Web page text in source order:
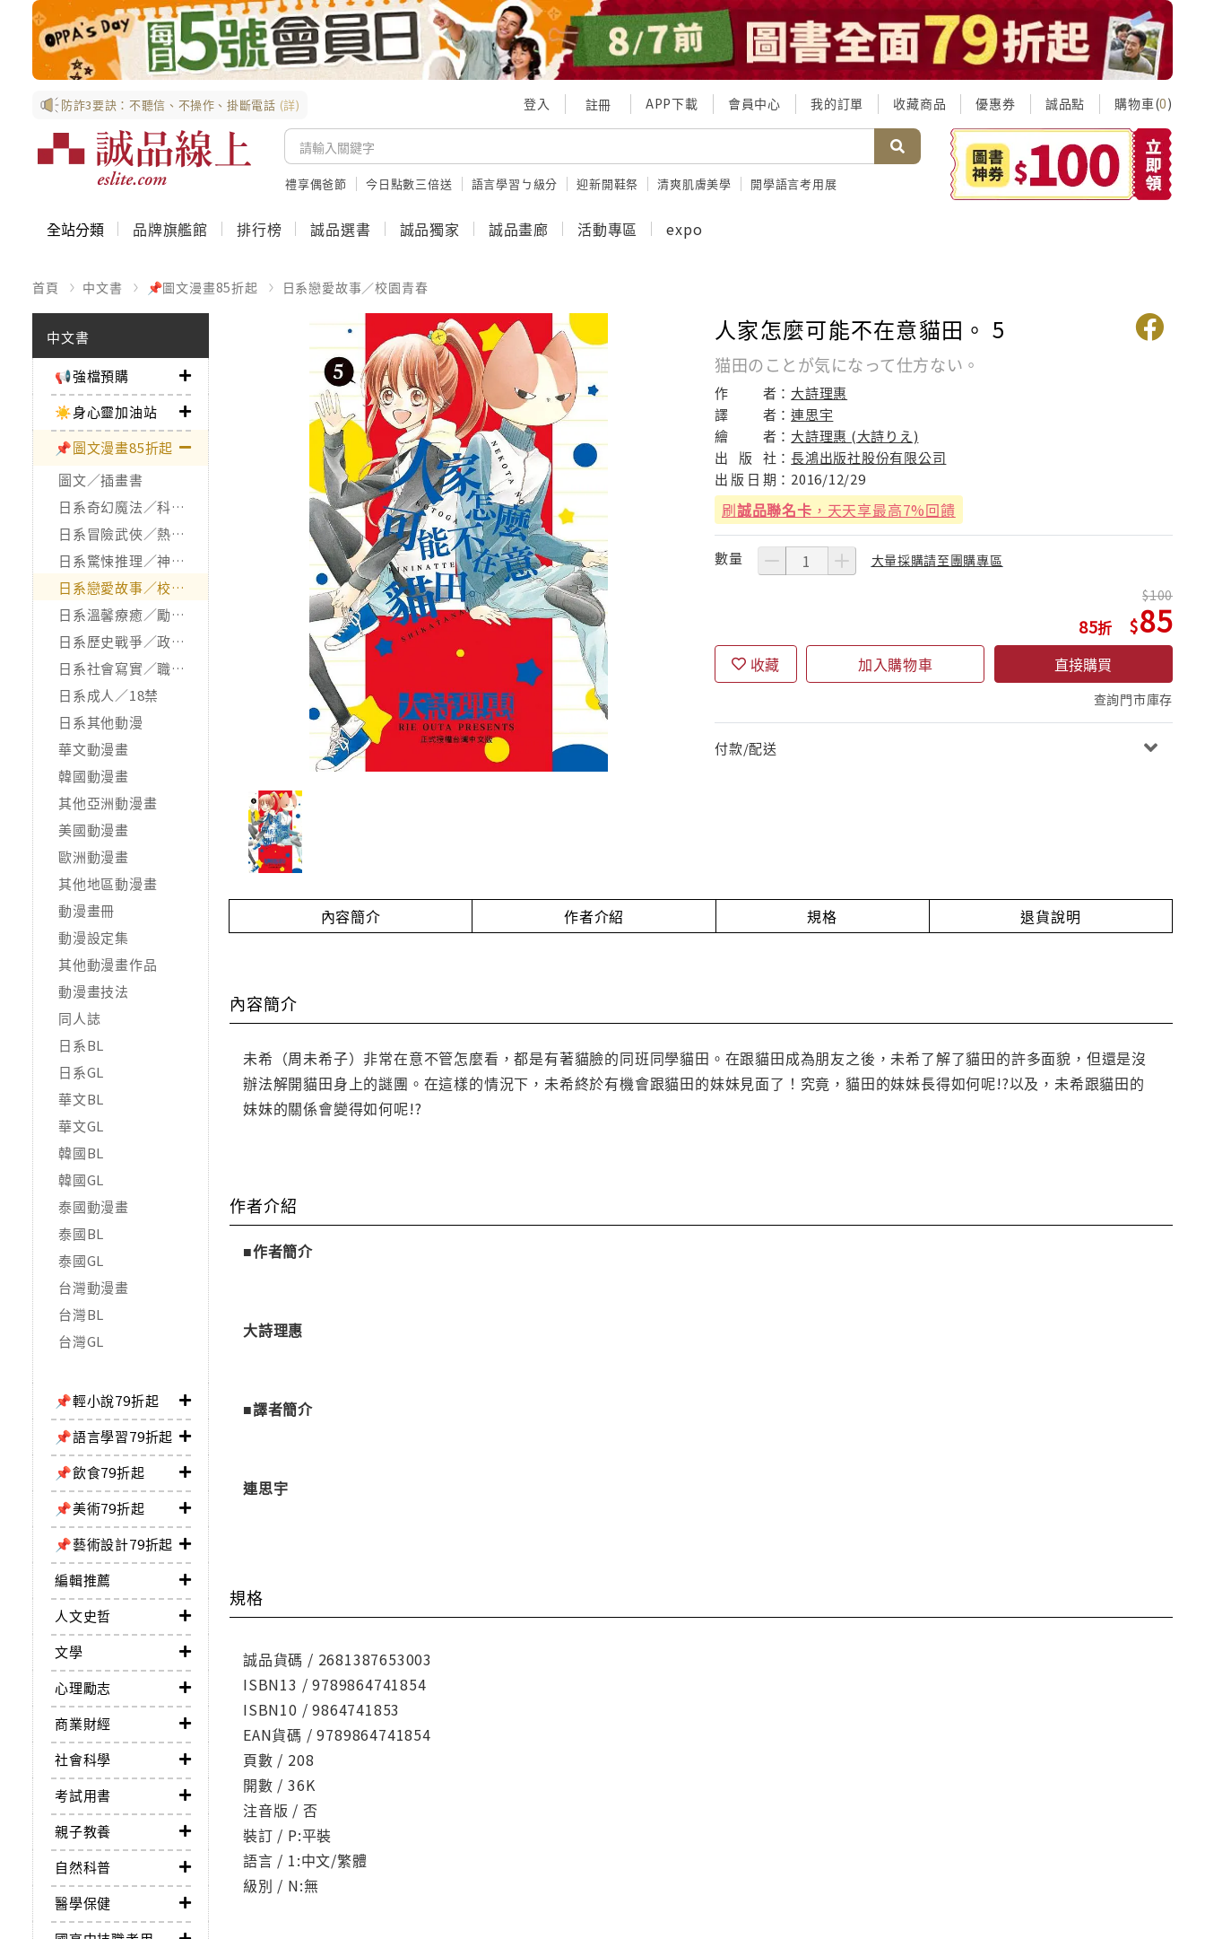
防詐3要訣：不聽信、不操作、掛斷電話 (詳) 登入 註冊 APP下載 會員中心 我的訂單 收藏商品 優惠券 誠品點 購物車(0)
禮享偶爸節 今日點數三倍送 語言學習ㄅ級分 迎新開鞋祭 清爽肌膚美學 開學語言考用展
全站分類 品牌旗艦館 排行榜 誠品選書 誠品獨家 誠品畫廊 活動專區 expo
首頁 中文書 📌圖文漫畫85折起 日系戀愛故事／校園青春
中文書
📢強檔預購
☀️身心靈加油站
📌圖文漫畫85折起
圖文／插畫書
日系奇幻魔法／科幻冒險
日系冒險武俠／熱血運動
日系驚悚推理／神怪靈異
日系戀愛故事／校園青春
日系溫馨療癒／勵志搞笑
日系歷史戰爭／政治宗教
日系社會寫實／職場職人
日系成人／18禁
日系其他動漫
華文動漫畫
韓國動漫畫
其他亞洲動漫畫
美國動漫畫
歐洲動漫畫
其他地區動漫畫
動漫畫冊
動漫設定集
其他動漫畫作品
動漫畫技法
同人誌
日系BL
日系GL
華文BL
華文GL
韓國BL
韓國GL
泰國動漫畫
泰國BL
泰國GL
台灣動漫畫
台灣BL
台灣GL
📌輕小說79折起
📌語言學習79折起
📌飲食79折起
📌美術79折起
📌藝術設計79折起
編輯推薦
人文史哲
文學
心理勵志
商業財經
社會科學
考試用書
親子教養
自然科普
醫學保健
人家怎麼可能不在意貓田。 5
猫田のことが気になって仕方ない。
作 者： 大詩理惠
譯
者：連思宇
繪
者： 大詩理惠 (大詩りえ)
出
版 社：長鴻出版社股份有限公司
出 版 日 期： 2016/12/29
刷誠品聯名卡 ，天天享最高7%回饋
數量 大量採購請至團購專區
85
100
85
收藏 加入購物車 直接購買
查詢門市庫存
付款/配送
內容簡介 作者介紹 規格 退貨說明
內容簡介
未希（周未希子）非常在意不管怎麼看，都是有著貓臉的同班同學貓田。在跟貓田成為朋友之後，未希了解了貓田的許多面貌，但還是沒
辦法解開貓田身上的謎團。在這樣的情況下，未希終於有機會跟貓田的妹妹見面了！究竟，貓田的妹妹長得如何呢!?以及，未希跟貓田的
妹妹的關係會變得如何呢!?
作者介紹
■作者簡介
大詩理惠
■譯者簡介
連思宇
規格
誠品貨碼 / 2681387653003
ISBN13 / 9789864741854
ISBN10 / 9864741853
EAN貨碼 / 9789864741854
頁數 / 208
開數 / 36K
注音版 / 否
裝訂 / P:平裝
語言 / 1:中文/繁體
級別 / N:無